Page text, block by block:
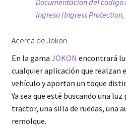
Documentación del
ingreso (Ingress Protection,
Acerca de Jokon
En la gama JOKON encontrará
cualquier aplicación que realzan
vehículo y aportan un toque
Ya sea que esté buscando una
tractor, una silla de ruedas, una
remolque.